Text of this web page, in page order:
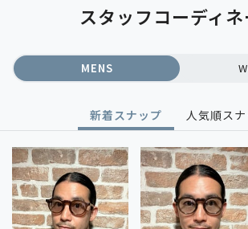
スタッフコーディネ
MENS
新着スナップ 人気順ス